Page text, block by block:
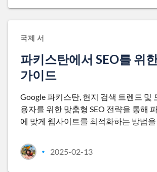
국제 서
파키스탄에서 SEO를 위
가이드
Google 파키스탄, 현지 검색 트렌드 및
용자를 위한 맞춤형 SEO 전략을 통해
에 맞게 웹사이트를 최적화하는 방법
• 2025-02-13